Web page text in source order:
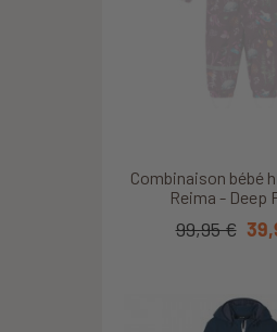
Combinaison bébé
Reima - Deep
99,95 €